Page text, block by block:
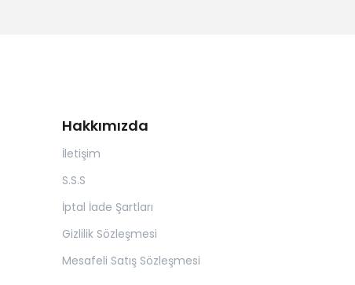
Hakkımızda
İletişim
S.S.S
İptal İade Şartları
Gizlilik Sözleşmesi
Mesafeli Satış Sözleşmesi